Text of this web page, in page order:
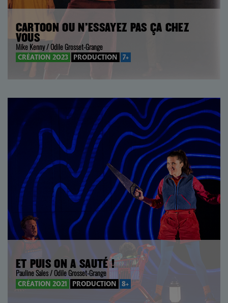
CARTOON OU N’ESSAYEZ PAS ÇA CHEZ
VOUS
Mike Kenny / Odile Grosset-Grange
CRÉATION 2023 PRODUCTION 7+
ET PUIS ON A SAUTÉ !
Pauline Sales / Odile Grosset-Grange
CRÉATION 2021 PRODUCTION 8+